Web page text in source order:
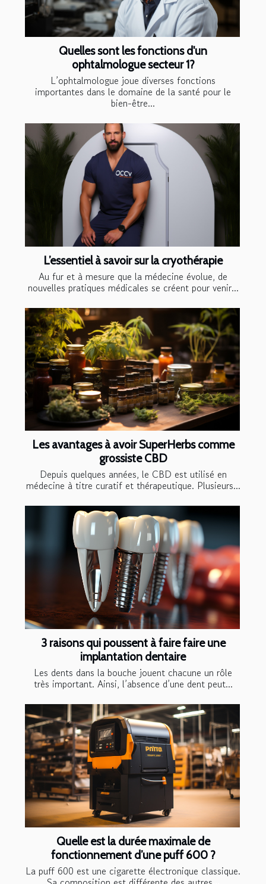
Quelles sont les fonctions d'un
ophtalmologue secteur 1?
L’ophtalmologue joue diverses fonctions
importantes dans le domaine de la santé pour le
bien-être...
L’essentiel à savoir sur la cryothérapie
Au fur et à mesure que la médecine évolue, de
nouvelles pratiques médicales se créent pour venir...
Les avantages à avoir SuperHerbs comme
grossiste CBD
Depuis quelques années, le CBD est utilisé en
médecine à titre curatif et thérapeutique. Plusieurs...
3 raisons qui poussent à faire faire une
implantation dentaire
Les dents dans la bouche jouent chacune un rôle
très important. Ainsi, l’absence d’une dent peut...
Quelle est la durée maximale de
fonctionnement d’une puff 600 ?
La puff 600 est une cigarette électronique classique.